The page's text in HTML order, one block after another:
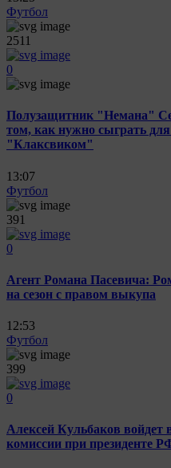
Футбол
2511
0
Полузащитник "Немана"
том, как нужно сыграть
"Клаксвиком"
13:07
Футбол
391
0
Агент Романа Пасевича:
на сезон с правом выкупа
12:53
Футбол
399
0
Алексей Кульбаков войдет
комиссии при президенте